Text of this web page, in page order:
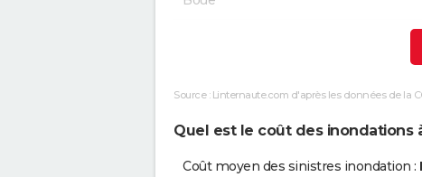
02/
Inondations Remontée Nappe 01/
Inondations et/ou Coulées de
31/
Source : Linternaute.com d'après les données de la
Quel est le coût des inondations
Coût moyen des sinistres inondation :